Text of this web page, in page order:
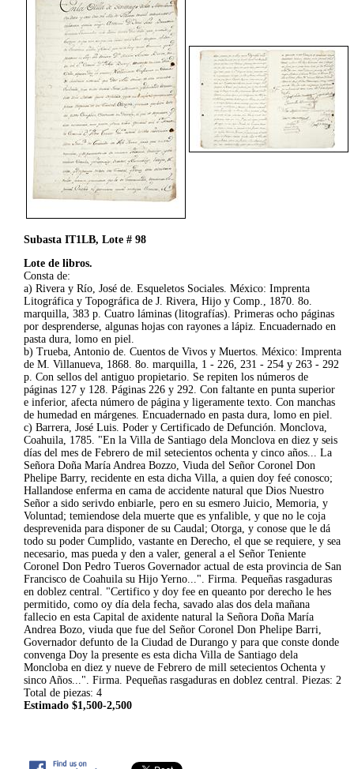
Subasta IT1LB, Lote # 98
Lote de libros.
Consta de:
a) Rivera y Río, José de. Esqueletos Sociales. México: Imprenta
Litográfica y Topográfica de J. Rivera, Hijo y Comp., 1870. 8o.
marquilla, 383 p. Cuatro láminas (litografías). Primeras ocho páginas
por desprenderse, algunas hojas con rayones a lápiz. Encuadernado en
pasta dura, lomo en piel.
b) Trueba, Antonio de. Cuentos de Vivos y Muertos. México: Imprenta
de M. Villanueva, 1868. 8o. marquilla, 1 - 226, 231 - 254 y 263 - 292
p. Con sellos del antiguo propietario. Se repiten los números de
páginas 127 y 128. Páginas 226 y 292. Con faltante en punta superior
e inferior, afecta número de página y ligeramente texto. Con manchas
de humedad en márgenes. Encuadernado en pasta dura, lomo en piel.
c) Barrera, José Luis. Poder y Certificado de Defunción. Monclova,
Coahuila, 1785. "En la Villa de Santiago dela Monclova en diez y seis
días del mes de Febrero de mil setecientos ochenta y cinco años... La
Señora Doña María Andrea Bozzo, Viuda del Señor Coronel Don
Phelipe Barry, recidente en esta dicha Villa, a quien doy feé conosco;
Hallandose enferma en cama de accidente natural que Dios Nuestro
Señor a sido serivdo enbiarle, pero en su esmero Juicio, Memoria, y
Voluntad; temiendose dela muerte que es ynfalible, y que no le coja
desprevenida para disponer de su Caudal; Otorga, y conose que le dá
todo su poder Cumplido, vastante en Derecho, el que se requiere, y sea
necesario, mas pueda y den a valer, general a el Señor Teniente
Coronel Don Pedro Tueros Governador actual de esta provincia de San
Francisco de Coahuila su Hijo Yerno...". Firma. Pequeñas rasgaduras
en doblez central. "Certifico y doy fee en queanto por derecho le hes
permitido, como oy día dela fecha, savado alas dos dela mañana
fallecio en esta Capital de axidente natural la Señora Doña María
Andrea Bozo, viuda que fue del Señor Coronel Don Phelipe Barri,
Governador defunto de la Ciudad de Durango y para que conste donde
convenga Doy la presente es esta dicha Villa de Santiago dela
Moncloba en diez y nueve de Febrero de mill setecientos Ochenta y
sinco Años...". Firma. Pequeñas rasgaduras en doblez central. Piezas: 2
Total de piezas: 4
Estimado $1,500-2,500